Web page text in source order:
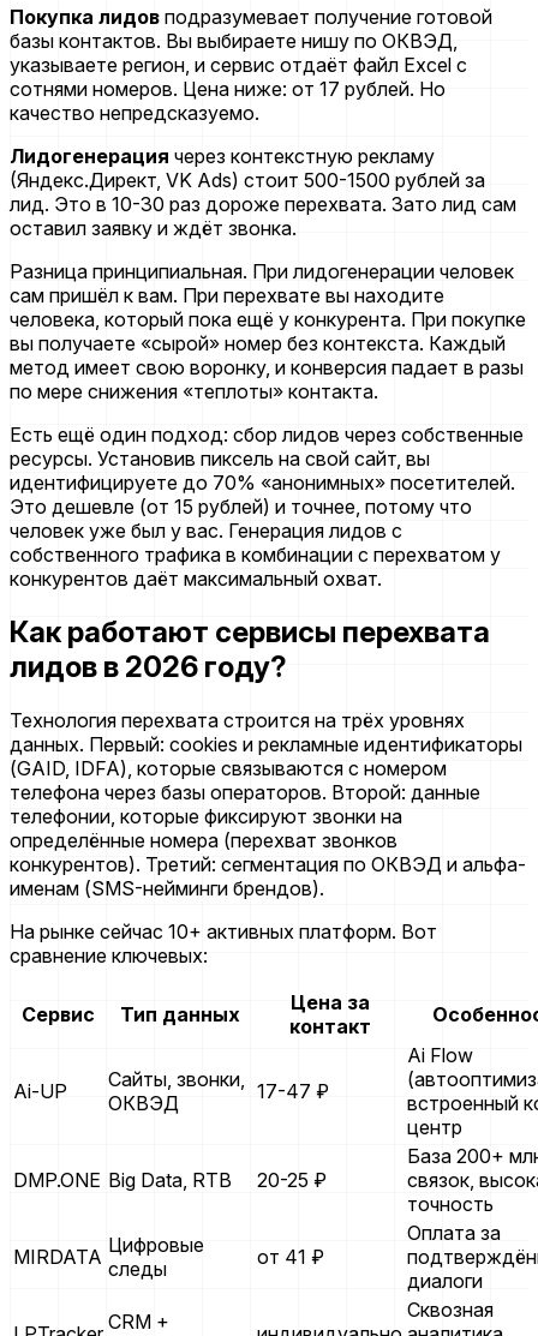
Покупка лидов подразумевает получение готовой
базы контактов. Вы выбираете нишу по ОКВЭД,
указываете регион, и сервис отдаёт файл Excel с
сотнями номеров. Цена ниже: от 17 рублей. Но
качество непредсказуемо.
Лидогенерация через контекстную рекламу
(Яндекс.Директ, VK Ads) стоит 500-1500 рублей за
лид. Это в 10-30 раз дороже перехвата. Зато лид сам
оставил заявку и ждёт звонка.
Разница принципиальная. При лидогенерации человек
сам пришёл к вам. При перехвате вы находите
человека, который пока ещё у конкурента. При покупке
вы получаете «сырой» номер без контекста. Каждый
метод имеет свою воронку, и конверсия падает в разы
по мере снижения «теплоты» контакта.
Есть ещё один подход: сбор лидов через собственные
ресурсы. Установив пиксель на свой сайт, вы
идентифицируете до 70% «анонимных» посетителей.
Это дешевле (от 15 рублей) и точнее, потому что
человек уже был у вас. Генерация лидов с
собственного трафика в комбинации с перехватом у
конкурентов даёт максимальный охват.
Как работают сервисы перехвата
лидов в 2026 году?
Технология перехвата строится на трёх уровнях
данных. Первый: cookies и рекламные идентификаторы
(GAID, IDFA), которые связываются с номером
телефона через базы операторов. Второй: данные
телефонии, которые фиксируют звонки на
определённые номера (перехват звонков
конкурентов). Третий: сегментация по ОКВЭД и альфа-
именам (SMS-нейминги брендов).
На рынке сейчас 10+ активных платформ. Вот
сравнение ключевых:
Сервис Тип данных
Цена за
контакт
Ai-UP
Сайты, звонки,
ОКВЭД
17-47 ₽
Ai Flow
встроенный
центр
DMP.ONE Big Data, RTB 20-25 ₽
База 200+
связок,
точность
MIRDATA Цифровые
следы
от 41 ₽
Оплата за
диалоги
CRM +
Сквозная